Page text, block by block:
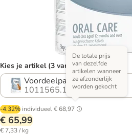
Kies je artikel (3 varianten)
Voordeelpakket 3 x 3 kg
1011565.1
-4.32% individueel€ 68,97
De totale prijs
van dezelfde
artikelen wanneer
ze afzonderlijk
worden gekocht
€ 65,99
€ 7,33 / kg